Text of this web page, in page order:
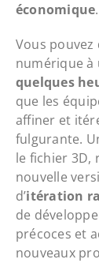
économique.
Vous pouvez
numérique à
quelques
que les
affiner et
fulgurante.
le fichier 3D,
nouvelle
d’itération
de
précoces et
nouveaux